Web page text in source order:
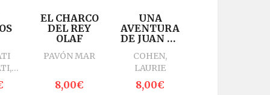
EL CHARCO
DEL REY
OLAF
PAVÓN MAR
8,00€
UNA
AVENTURA
DE JUAN EL
SPIDERELEFANTE
COHEN,
LAURIE
8,00€